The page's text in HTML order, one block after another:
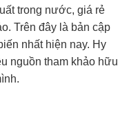
trong nước, giá rẻ
Trên đây là bản cập
nhất hiện nay. Hy
nguồn tham khảo hữu